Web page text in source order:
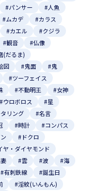
#パンサー
#人魚
#ムカデ
#カラス
#カエル
#クジラ
#観音
#仏像
(だるま)
図 #鬼面
#鬼
#ツーフェイス
#不動明王
#女神
#ウロボロス
#星
リング
#名言
#時計
#コンパス
#ドクロ
ヤ・ダイヤモンド
#雲 #波
#海
#有刺鉄線
#誕生日
#淫紋(いんもん)